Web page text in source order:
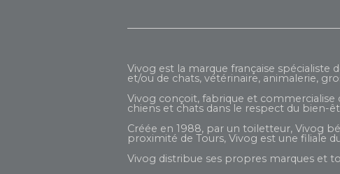
Vivog est la marque française
et/ou de chats, vétérinaire, animalerie,
Vivog conçoit, fabrique et commercialise
chiens et chats dans le respect du bien-
Créée en 1988, par un toiletteur, Vivog
proximité de Tours, Vivog est une filiale
Vivog distribue ses propres marques et